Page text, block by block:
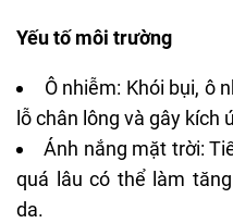
Yếu tố môi trường
Ô nhiễm: Khói bụi, ô
lỗ chân lông và gây kích
Ánh nắng mặt trời:
quá lâu có thể làm
da.